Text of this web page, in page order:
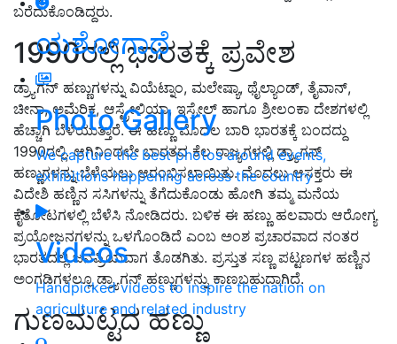
ಯಶೋಗಾಥೆ
Photo Gallery
We capture the best photos around events,
exhibitions happening across the country
Videos
Handpicked videos to inspire the nation on
agriculture and related industry
ಬರೆದುಕೊಂಡಿದ್ದರು.
1990ರಲ್ಲಿ ಭಾರತಕ್ಕೆ ಪ್ರವೇಶ
ಡ್ರ್ಯಾಗನ್ ಹಣ್ಣುಗಳನ್ನು ವಿಯೆಟ್ನಾಂ, ಮಲೇಷ್ಯಾ, ಥೈಲ್ಯಾಂಡ್, ತೈವಾನ್,
ಚೀನಾ,ಅಮೆರಿಕ, ಆಸ್ಟ್ರೇಲಿಯಾ, ಇಸ್ರೇಲ್ ಹಾಗೂ ಶ್ರೀಲಂಕಾ ದೇಶಗಳಲ್ಲಿ
ಹೆಚ್ಚಾಗಿ ಬೆಳೆಯುತ್ತಾರೆ.ಈ ಹಣ್ಣು ಮೊದಲ ಬಾರಿ ಭಾರತಕ್ಕೆ ಬಂದದ್ದು
1990ರಲ್ಲಿ.ಆಗಿನಿಂದಲೇ ಭಾರತದ ಕೆಲ ರಾಜ್ಯಗಳಲ್ಲಿ ಡ್ರ್ಯಾಗನ್
ಹಣ್ಣುಗಳನ್ನು ಬೆಳೆಯಲು ಆರಂಭಿಸಲಾಯಿತು.ಮೊದಲು ಆಸಕ್ತರು ಈ
ವಿದೇಶಿ ಹಣ್ಣಿನ ಸಸಿಗಳನ್ನು ತೆಗೆದುಕೊಂಡು ಹೋಗಿ ತಮ್ಮ ಮನೆಯ
ಕೈತೋಟಗಳಲ್ಲಿ ಬೆಳೆಸಿ ನೋಡಿದರು. ಬಳಿಕ ಈ ಹಣ್ಣು ಹಲವಾರು ಆರೋಗ್ಯ
ಪ್ರಯೋಜನಗಳನ್ನು ಒಳಗೊಂಡಿದೆ ಎಂಬ ಅಂಶ ಪ್ರಚಾರವಾದ ನಂತರ
ಭಾರತದಲ್ಲಿ ಜನಪ್ರಿಯವಾಗ ತೊಡಗಿತು. ಪ್ರಸ್ತುತ ಸಣ್ಣ ಪಟ್ಟಣಗಳ ಹಣ್ಣಿನ
ಅಂಗಡಿಗಳಲ್ಲೂ ಡ್ರ್ಯಾಗನ್ ಹಣ್ಣುಗಳನ್ನು ಕಾಣಬಹುದಾಗಿದೆ.
ಗುಣಮಟ್ಟದ ಹಣ್ಣು